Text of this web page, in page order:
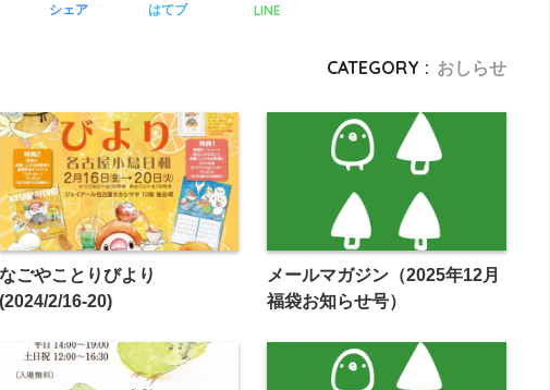
シェア はてブ LINE
CATEGORY : おしらせ
なごやことりびより
(2024/2/16-20)
メールマガジン（2025年12月
福袋お知らせ号）